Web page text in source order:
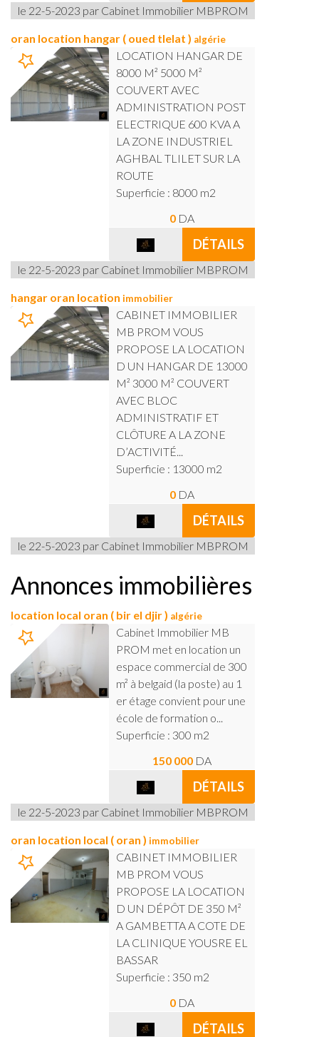
le 22-5-2023 par Cabinet Immobilier MBPROM
oran location hangar ( oued tlelat ) algérie
LOCATION HANGAR DE
8000 M² 5000 M²
COUVERT AVEC
ADMINISTRATION POST
ELECTRIQUE 600 KVA A
LA ZONE INDUSTRIEL
AGHBAL TLILET SUR LA
ROUTE
Superficie : 8000 m2
0 DA
DÉTAILS
le 22-5-2023 par Cabinet Immobilier MBPROM
hangar oran location immobilier
CABINET IMMOBILIER
MB PROM VOUS
PROPOSE LA LOCATION
D UN HANGAR DE 13000
M² 3000 M² COUVERT
AVEC BLOC
ADMINISTRATIF ET
CLÔTURE A LA ZONE
D’ACTIVITÉ...
Superficie : 13000 m2
0 DA
DÉTAILS
le 22-5-2023 par Cabinet Immobilier MBPROM
Annonces immobilières
location local oran ( bir el djir ) algérie
Cabinet Immobilier MB
PROM met en location un
espace commercial de 300
m² à belgaid (la poste) au 1
er étage convient pour une
école de formation o...
Superficie : 300 m2
150 000 DA
DÉTAILS
le 22-5-2023 par Cabinet Immobilier MBPROM
oran location local ( oran ) immobilier
CABINET IMMOBILIER
MB PROM VOUS
PROPOSE LA LOCATION
D UN DÉPÔT DE 350 M²
A GAMBETTA A COTE DE
LA CLINIQUE YOUSRE EL
BASSAR
Superficie : 350 m2
0 DA
DÉTAILS